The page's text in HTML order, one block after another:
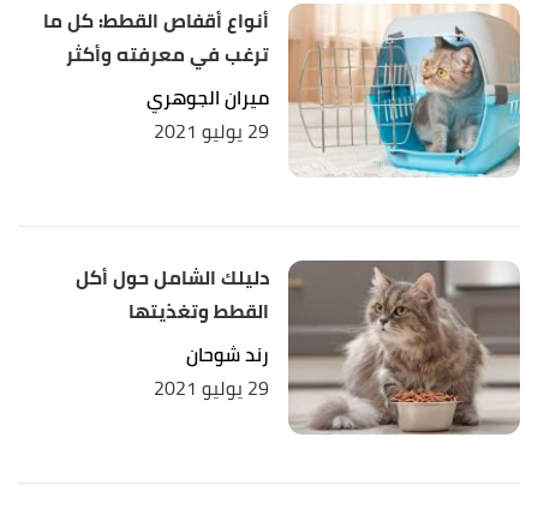
أنواع أقفاص القطط: كل ما
ترغب في معرفته وأكثر
ميران الجوهري
29 يوليو 2021
دليلك الشامل حول أكل
القطط وتغذيتها
رند شوحان
29 يوليو 2021